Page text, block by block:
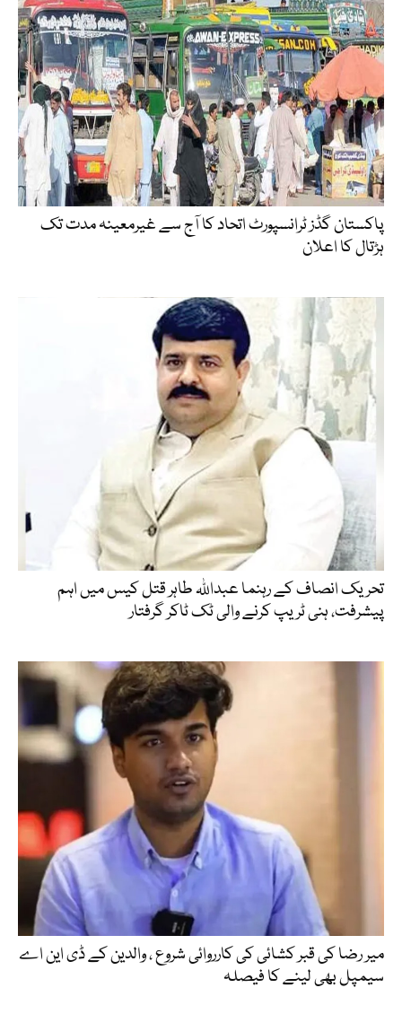
پاکستان گڈز ٹرانسپورٹ اتحاد کا آج سے غیرمعینہ مدت تک
ہڑتال کا اعلان
تحریک انصاف کے رہنما عبداللہ طاہر قتل کیس میں اہم
پیشرفت، ہنی ٹریپ کرنے والی ٹک ٹاکر گرفتار
میر رضا کی قبر کشائی کی کارروائی شروع ، والدین کے ڈی این اے
سیمپل بھی لینے کا فیصلہ